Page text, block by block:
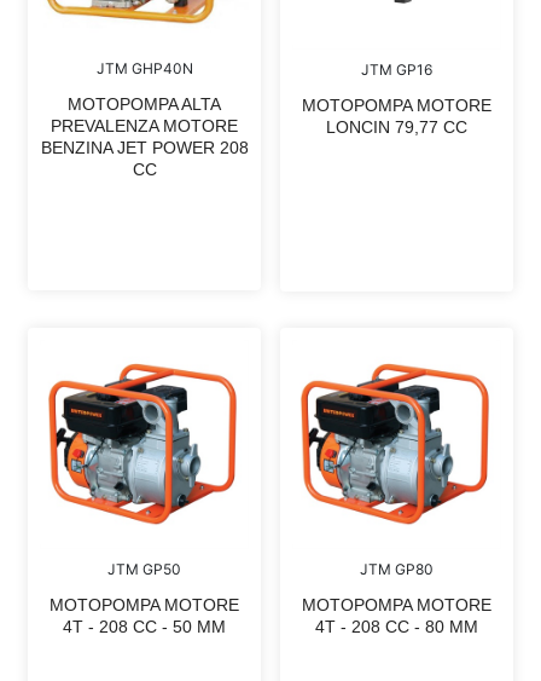
JTM GHP40N
MOTOPOMPA ALTA
PREVALENZA MOTORE
BENZINA JET POWER 208
CC
JTM GP16
MOTOPOMPA MOTORE
LONCIN 79,77 CC
JTM GP50
MOTOPOMPA MOTORE
4T - 208 CC - 50 MM
JTM GP80
MOTOPOMPA MOTORE
4T - 208 CC - 80 MM